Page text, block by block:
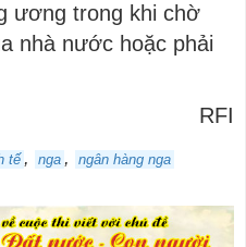
ương trong khi chờ
nhà nước hoặc phải
RFI
tế, nga , ngân hàng nga